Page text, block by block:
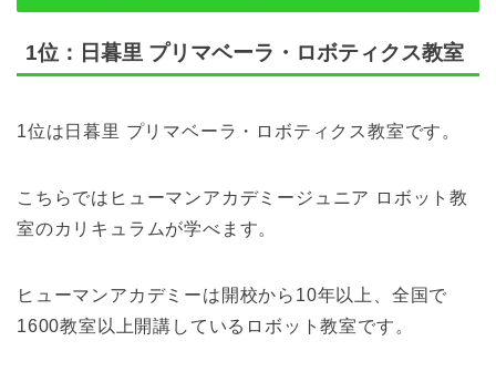
1位：日暮里 プリマベーラ・ロボティクス教室
1位は日暮里 プリマベーラ・ロボティクス教室です。
こちらではヒューマンアカデミージュニア ロボット教
室のカリキュラムが学べます。
ヒューマンアカデミーは開校から10年以上、全国で
1600教室以上開講しているロボット教室です。